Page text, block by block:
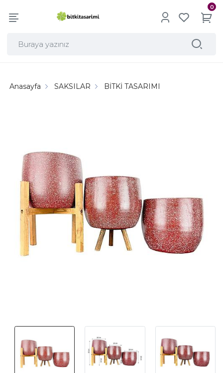
0
Anasayfa SAKSILAR BİTKİ TASARIMI